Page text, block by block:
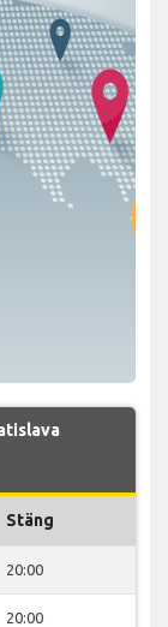
Stäng
20:00
20:00